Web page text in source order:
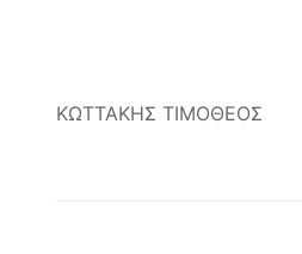
ΚΩΤΤΑΚΗΣ ΤΙΜΟΘΕΟΣ